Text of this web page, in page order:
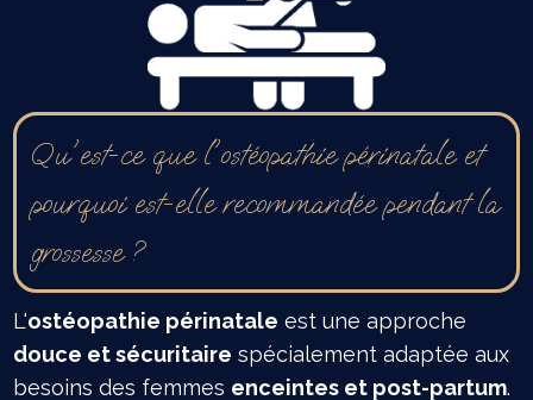
Qu'est-ce que l'ostéopathie périnatale et
pourquoi est-elle recommandée pendant la
grossesse ?
L'ostéopathie périnatale est une approche
douce et sécuritaire spécialement adaptée aux
besoins des femmes enceintes et post-partum.